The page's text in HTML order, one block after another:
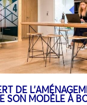
DE
SON MODÈLE À